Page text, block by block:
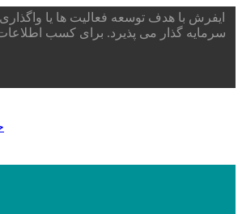
ایفرش با هدف توسعه فعالیت ها یا
سرمایه گذار می پذیرد. برای کسب